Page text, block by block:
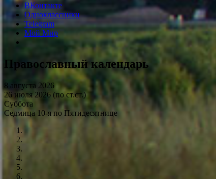
ВКонтакте
Одноклассники
Telegram
Мой Мир
Православный календарь
8 августа 2026
26 июля 2026 (по ст.ст.)
Суббота
Седмица 10-я по Пятидесятнице